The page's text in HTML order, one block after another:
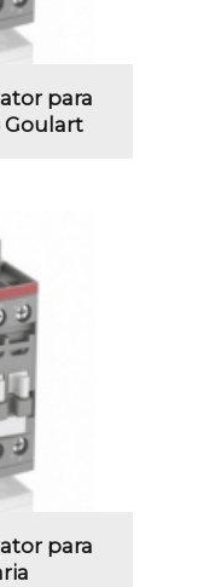
para
para